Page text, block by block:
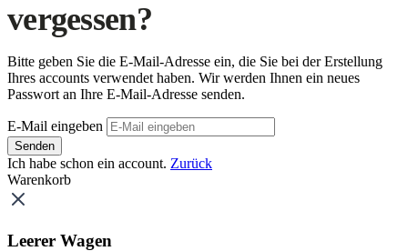
vergessen?
Bitte geben Sie die E-Mail-Adresse ein, die Sie bei der Erstellung
Ihres accounts verwendet haben. Wir werden Ihnen ein neues
Passwort an Ihre E-Mail-Adresse senden.
E-Mail eingeben
Senden
Ich habe schon ein account. Zurück
Warenkorb
Leerer Wagen